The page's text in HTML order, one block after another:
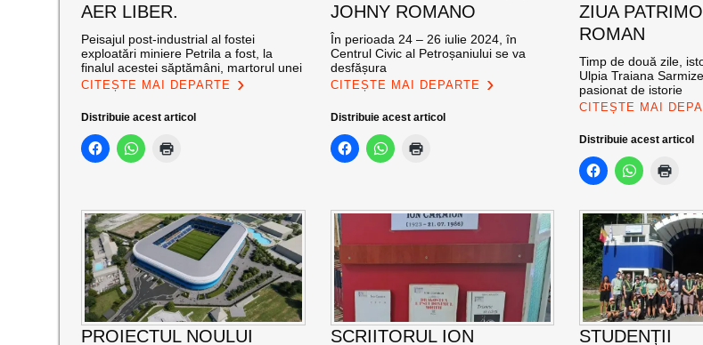
AER LIBER.
Peisajul post-industrial al fostei
exploatări miniere Petrila a fost, la
finalul acestei săptămâni, martorul unei
CITEȘTE MAI DEPARTE
Distribuie acest articol
JOHNY ROMANO
În perioada 24 – 26 iulie 2024, în
Centrul Civic al Petroșaniului se va
desfășura
CITEȘTE MAI DEPARTE
Distribuie acest articol
ZIUA
ROMAN
Timp de două zile,
Ulpia Traiana
pasionat de istorie
CITEȘTE MAI
Distribuie acest articol
PROIECTUL NOULUI
SCRIITORUL ION
STUDENȚII